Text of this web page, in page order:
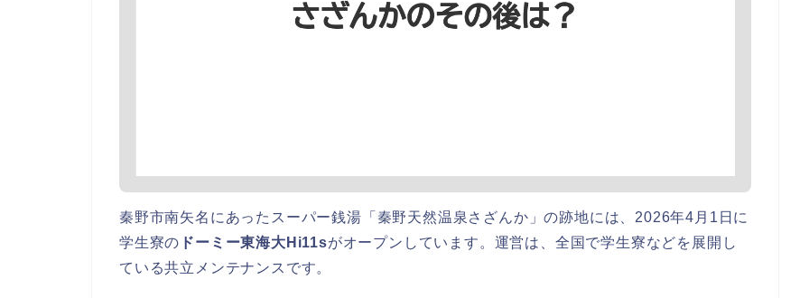
秦野市南矢名にあったスーパー銭湯「秦野天然温泉さざんか」の跡地には、2026年4月1日に
学生寮の ドーミー東海大Hi11sがオープンしています。運営は、全国で学生寮などを展開し
ている共立メンテナンスです。